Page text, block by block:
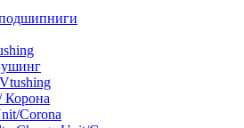
Корона
Corona